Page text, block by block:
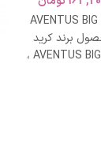
AVENTUS
برند کرید
ادکلن AVENTUS BIG MODERN ،